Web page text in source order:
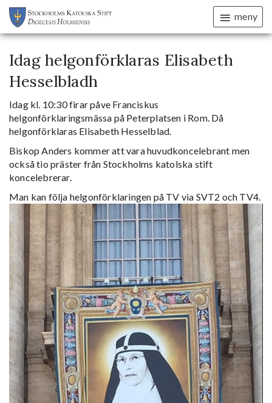
meny
Idag helgonförklaras Elisabeth
Hesselbladh
Idag kl. 10:30 firar påve Franciskus
helgonförklaringsmässa på Peterplatsen i Rom. Då
helgonförklaras Elisabeth Hesselblad.
Biskop Anders kommer att vara huvudkoncelebrant men
också tio präster från Stockholms katolska stift
koncelebrerar.
Man kan följa helgonförklaringen på TV via SVT2 och TV4.